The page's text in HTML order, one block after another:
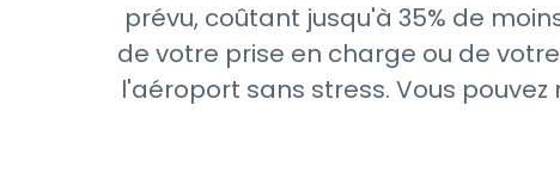
prévu, coûtant jusqu'à 35% de
de votre prise en charge ou de
l'aéroport sans stress. Vous